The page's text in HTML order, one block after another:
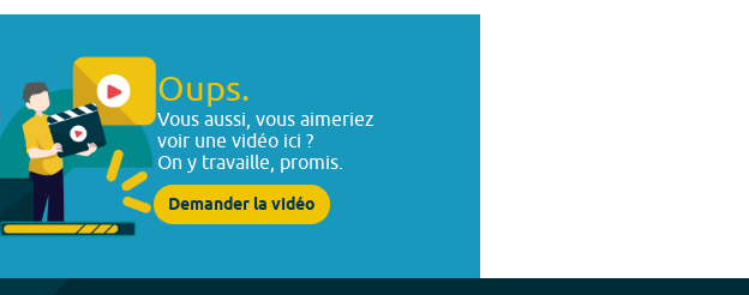
Oups.
Vous aussi, vous aimeriez
voir une vidéo ici ?
On y travaille, promis.
Demander la vidéo